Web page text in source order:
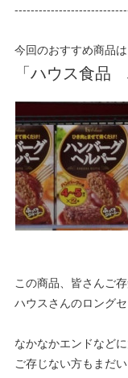
今回のおすすめ商品は
「ハウス食品
この商品、皆さんご
ハウスさんのロング
なかなかエンドなど
ご存じない方もまだ